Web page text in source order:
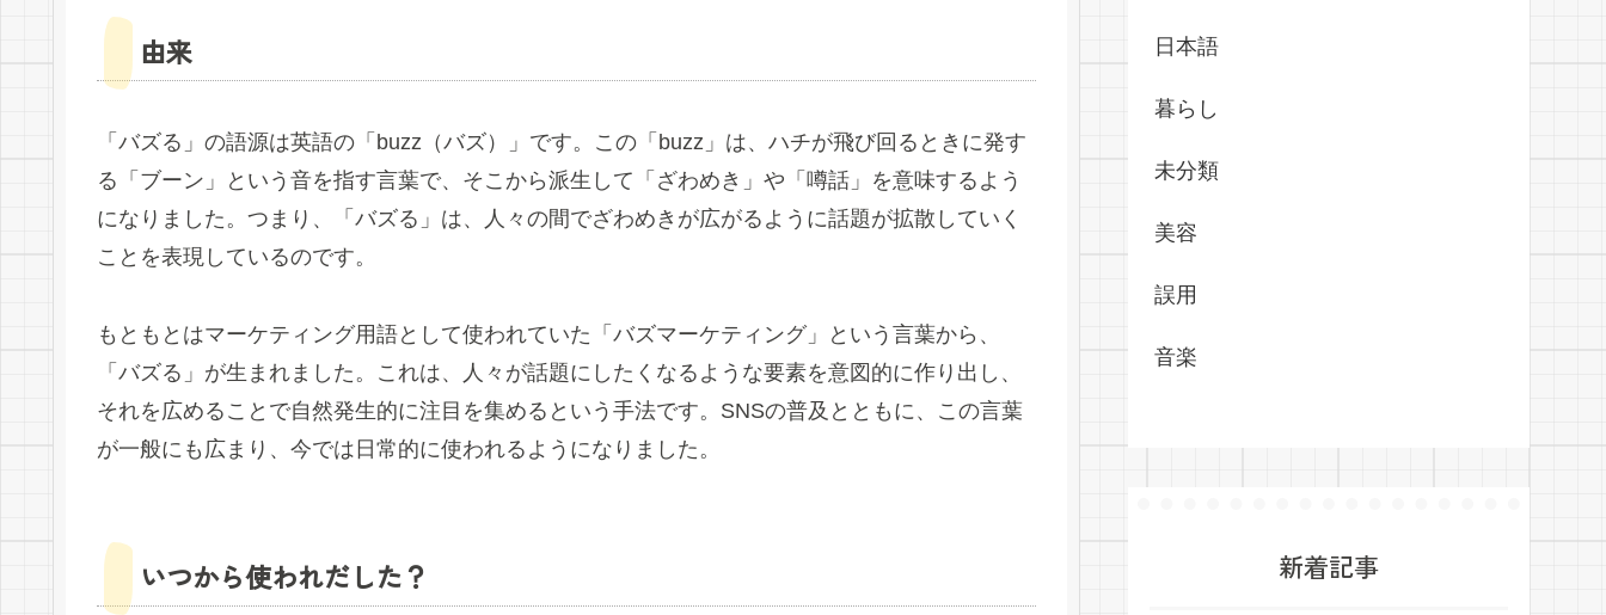
由来
「バズる」の語源は英語の「buzz（バズ）」です。この「buzz」は、ハチが飛び回るときに発す
る「ブーン」という音を指す言葉で、そこから派生して「ざわめき」や「噂話」を意味するよう
になりました。つまり、「バズる」は、人々の間でざわめきが広がるように話題が拡散していく
ことを表現しているのです。
もともとはマーケティング用語として使われていた「バズマーケティング」という言葉から、
「バズる」が生まれました。これは、人々が話題にしたくなるような要素を意図的に作り出し、
それを広めることで自然発生的に注目を集めるという手法です。SNSの普及とともに、この言葉
が一般にも広まり、今では日常的に使われるようになりました。
いつから使われだした？
日本語
暮らし
未分類
美容
誤用
音楽
新着記事